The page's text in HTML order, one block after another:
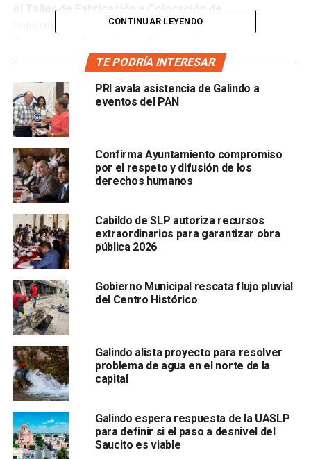
el Taller de Fabricación y Colocación de
Impermeabilizante, realizado en elCentro de
con laInstancia Municipal de las Mujeres y la Dirección
de Centros de Desarrollo Comunitario y Vinculación
La directora de laInstancia Municipal de las Mujeres,
Martha Orta
paraque las mujeres se apropien de conocimientos
prácticos que fortalecen su autonomía económicay
su participación en actividades tradicionalmente
masculinizadas, reafirmando la inclusión como eje de la
Garantía de Bienestar”.
Por su parte, la
directora de los Centros de Desarrollo
Comunitario y Vinculación, Pilar Zárate
“Capacitar a mujeres en técnicas como la fabricación y
colocación de impermeabilizante es un paso hacia la
igualdad real, pues les brinda herramientas para mejorar
sus hogares y generar ingresos. Además, en los
de Desarrollo y Aprendizaje fomentamos el
aprendizaje para la vida
CONTINUAR LEYENDO
TE PODRÍA INTERESAR
PRI avala asistencia de Galindo a
eventos del PAN
Confirma Ayuntamiento compromiso
por el respeto y difusión de los
derechos humanos
Cabildo de SLP autoriza recursos
extraordinarios para garantizar obra
pública 2026
Gobierno Municipal rescata flujo pluvial
del Centro Histórico
Galindo alista proyecto para resolver
problema de agua en el norte de la
capital
Galindo espera respuesta de la UASLP
para definir si el paso a desnivel del
Saucito es viable